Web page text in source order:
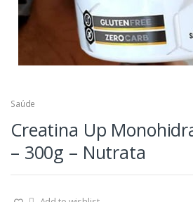
Saúde
Creatina Up
– 300g – Nutrata